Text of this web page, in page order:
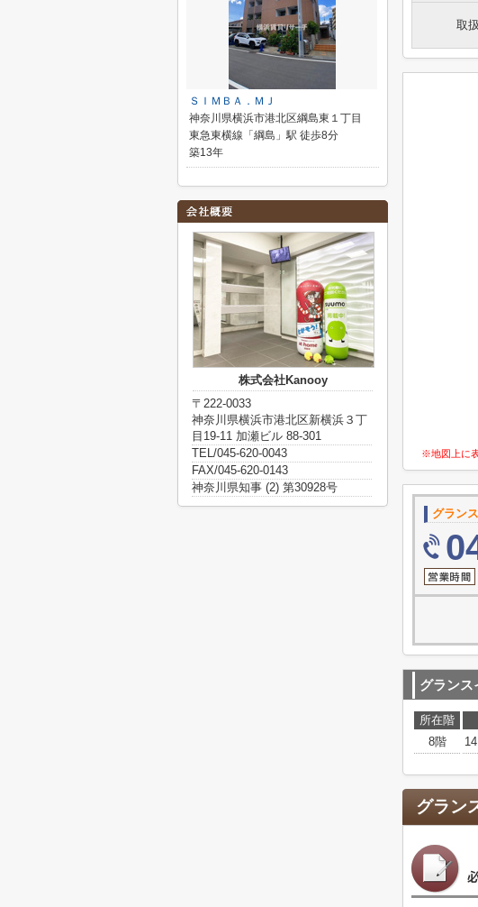
取
※地図上に
グラン
グランス
所在階
8階
グラン
ＳＩＭＢＡ．ＭＪ
神奈川県横浜市港北区綱島東１丁目
東急東横線「綱島」駅 徒歩8分
築13年
株式会社Kanooy
〒222-0033
神奈川県横浜市港北区新横浜３丁
目19-11 加瀬ビル 88-301
TEL/045-620-0043
FAX/045-620-0143
神奈川県知事 (2) 第30928号